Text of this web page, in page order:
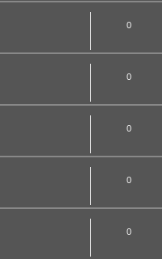
0
0
0
0
0